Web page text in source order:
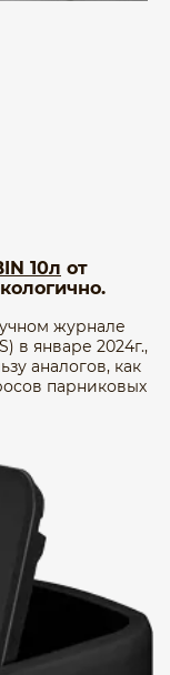
10л от
журнале
в январе 2024г.,
аналогов, как
парниковых